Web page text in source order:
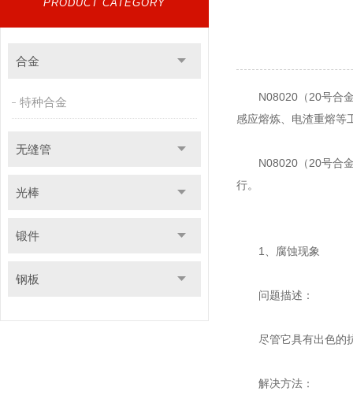
PRODUCT CATEGORY
合金
特种合金
无缝管
光棒
锻件
钢板
N08020（20号合金
感应熔炼、电渣重熔等
N08020（20号合
行。
1、腐蚀现象
问题描述：
尽管它具有出色的抗
解决方法：